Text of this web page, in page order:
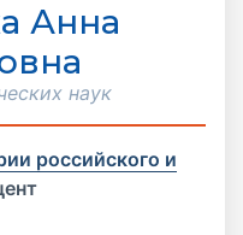
Анна
наук
российского и